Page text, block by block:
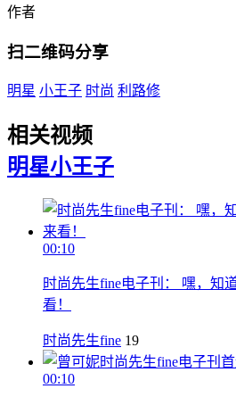
作者
扫二维码分享
明星 小王子 时尚 利路修
相关视频
明星小王子
00:10
时尚先生fine电子刊： 嘿，知
看！
时尚先生fine 19
00:10